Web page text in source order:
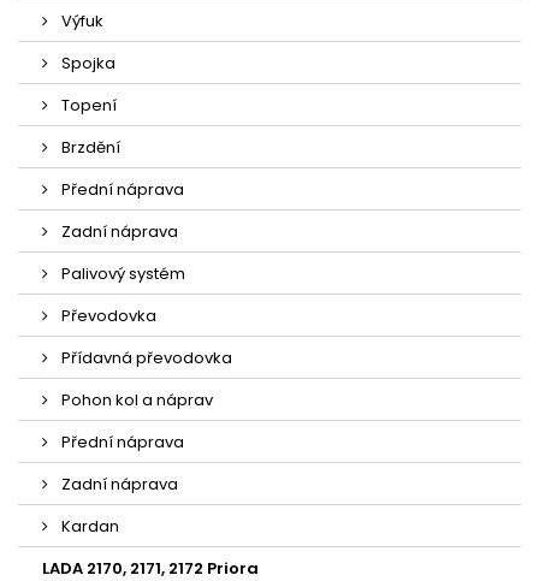
Výfuk
Spojka
Topení
Brzdění
Přední náprava
Zadní náprava
Palivový systém
Převodovka
Přídavná převodovka
Pohon kol a náprav
Přední náprava
Zadní náprava
Kardan
LADA 2170, 2171, 2172 Priora